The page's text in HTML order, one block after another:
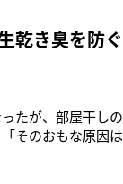
が……。「そのお
乾き臭を防
たが、部屋干し
のおもな原因
なメンテナンス